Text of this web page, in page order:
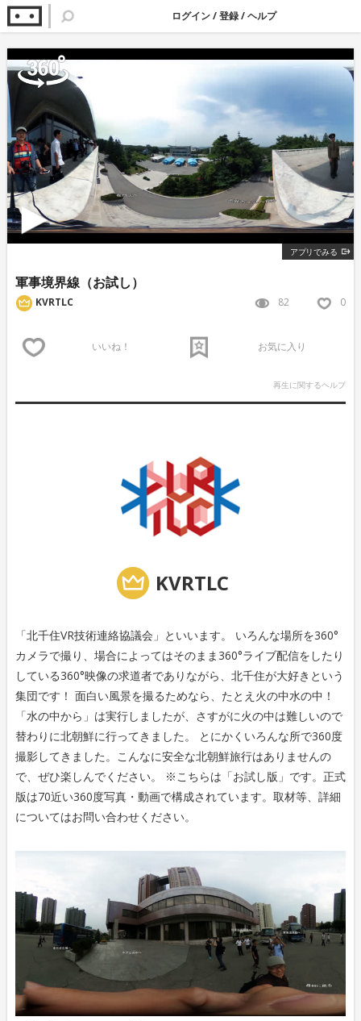
ログイン/登録/ヘルプ
アプリでみる
軍事境界線（お試し）
KVRTLC 82 0
いいね！ お気に入り
再生に関するヘルプ
KVRTLC
「北千住VR技術連絡協議会」といいます。 いろんな場所を360°
カメラで撮り、場合によってはそのまま360°ライブ配信をしたり
している360°映像の求道者でありながら、北千住が大好きという
集団です！ 面白い風景を撮るためなら、たとえ火の中水の中！
「水の中から」は実行しましたが、さすがに火の中は難しいので
替わりに北朝鮮に行ってきました。 とにかくいろんな所で360度
撮影してきました。こんなに安全な北朝鮮旅行はありませんの
で、ぜひ楽しんでください。 ※こちらは「お試し版」です。正式
版は70近い360度写真・動画で構成されています。取材等、詳細
についてはお問い合わせください。